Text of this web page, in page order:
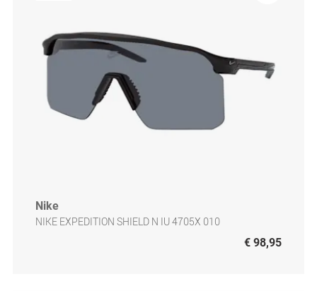
Nike
NIKE EXPEDITION SHIELD N IU 4705X 010
€ 98,95